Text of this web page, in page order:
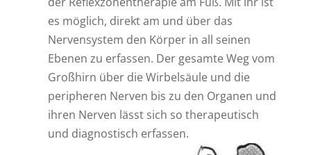
es möglich, direkt am und über das
Nervensystem den Körper in all seinen
Ebenen zu erfassen. Der gesamte Weg vom
Großhirn über die Wirbelsäule und die
peripheren Nerven bis zu den Organen und
ihren Nerven lässt sich so therapeutisch
und diagnostisch erfassen.